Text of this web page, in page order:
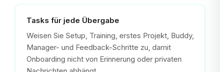
Tasks für jede Übergabe
Weisen Sie Setup, Training, erstes Projekt, Buddy,
Manager- und Feedback-Schritte zu, damit
Onboarding nicht von Erinnerung oder privaten